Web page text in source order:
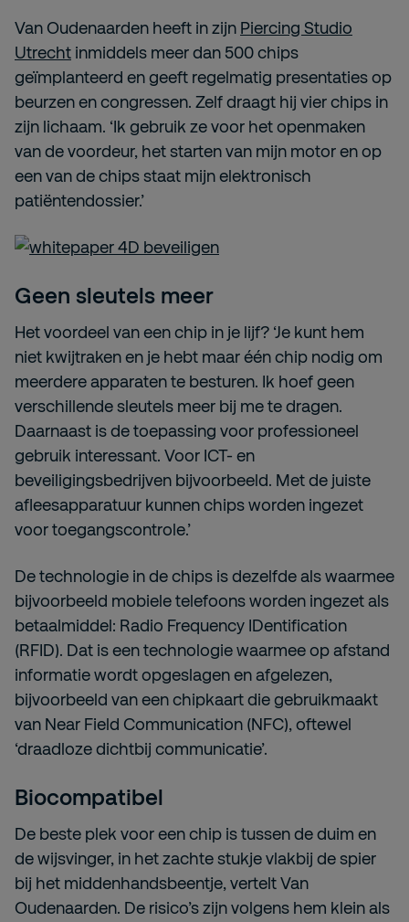
Van Oudenaarden heeft in zijn Piercing Studio
Utrecht inmiddels meer dan 500 chips
geïmplanteerd en geeft regelmatig presentaties op
beurzen en congressen. Zelf draagt hij vier chips in
zijn lichaam. ‘Ik gebruik ze voor het openmaken
van de voordeur, het starten van mijn motor en op
een van de chips staat mijn elektronisch
patiëntendossier.’
Geen sleutels meer
Het voordeel van een chip in je lijf? ‘Je kunt hem
niet kwijtraken en je hebt maar één chip nodig om
meerdere apparaten te besturen. Ik hoef geen
verschillende sleutels meer bij me te dragen.
Daarnaast is de toepassing voor professioneel
gebruik interessant. Voor ICT- en
beveiligingsbedrijven bijvoorbeeld. Met de juiste
afleesapparatuur kunnen chips worden ingezet
voor toegangscontrole.’
De technologie in de chips is dezelfde als waarmee
bijvoorbeeld mobiele telefoons worden ingezet als
betaalmiddel: Radio Frequency IDentification
(RFID). Dat is een technologie waarmee op afstand
informatie wordt opgeslagen en afgelezen,
bijvoorbeeld van een chipkaart die gebruikmaakt
van Near Field Communication (NFC), oftewel
‘draadloze dichtbij communicatie’.
Biocompatibel
De beste plek voor een chip is tussen de duim en
de wijsvinger, in het zachte stukje vlakbij de spier
bij het middenhandsbeentje, vertelt Van
Oudenaarden. De risico’s zijn volgens hem klein als